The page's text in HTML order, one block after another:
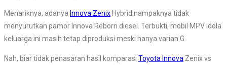
Menariknya, adanya Innova Zenix Hybrid nampaknya tidak
menyurutkan pamor Innova Reborn diesel. Terbukti, mobil MPV idola
keluarga ini masih tetap diproduksi meski hanya varian G.
Nah, biar tidak penasaran hasil komparasi Toyota Innova Zenix vs